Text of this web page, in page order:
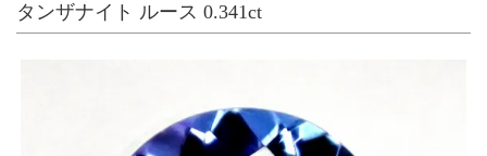
タンザナイト ルース 0.341ct